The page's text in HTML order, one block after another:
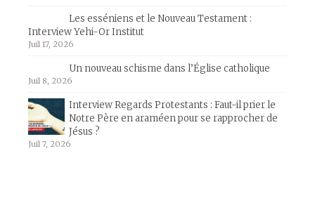
Les esséniens et le Nouveau Testament :
Interview Yehi-Or Institut
Juil 17, 2026
Un nouveau schisme dans l’Église catholique
Juil 8, 2026
Interview Regards Protestants : Faut-il prier le
Notre Père en araméen pour se rapprocher de
Jésus ?
Juil 7, 2026